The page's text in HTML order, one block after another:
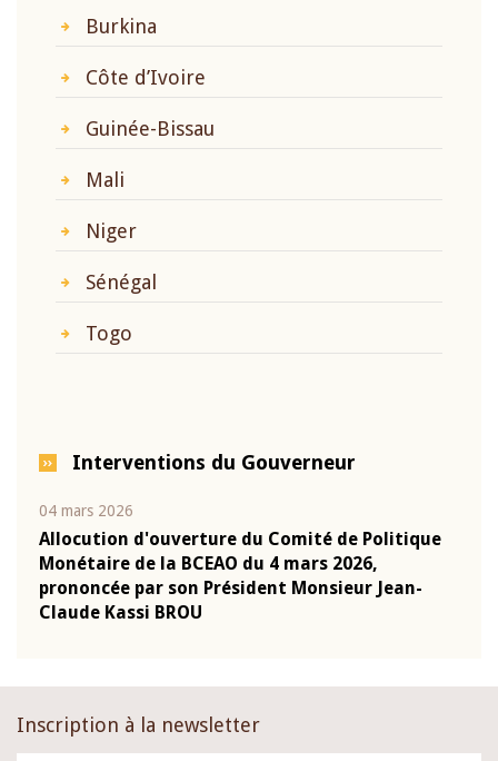
Burkina
Côte d’Ivoire
Guinée-Bissau
Mali
Niger
Sénégal
Togo
Interventions du Gouverneur
04 mars 2026
Allocution d'ouverture du Comité de Politique
Monétaire de la BCEAO du 4 mars 2026,
prononcée par son Président Monsieur Jean-
Claude Kassi BROU
Inscription à la newsletter